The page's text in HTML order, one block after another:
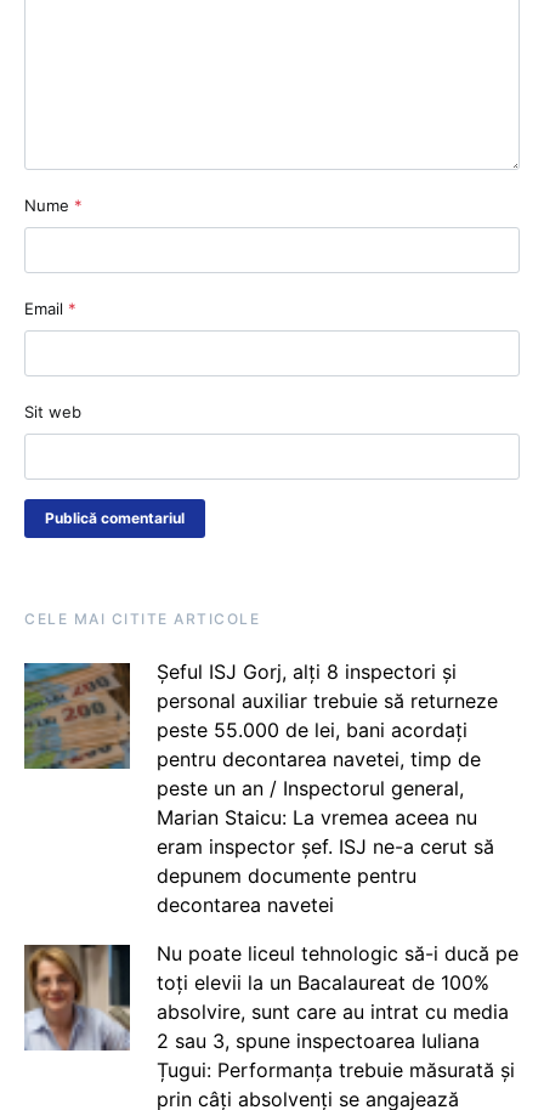
Nume *
Email *
Sit web
CELE MAI CITITE ARTICOLE
Șeful ISJ Gorj, alți 8 inspectori și
personal auxiliar trebuie să returneze
peste 55.000 de lei, bani acordați
pentru decontarea navetei, timp de
peste un an / Inspectorul general,
Marian Staicu: La vremea aceea nu
eram inspector șef. ISJ ne-a cerut să
depunem documente pentru
decontarea navetei
Nu poate liceul tehnologic să-i ducă pe
toți elevii la un Bacalaureat de 100%
absolvire, sunt care au intrat cu media
2 sau 3, spune inspectoarea Iuliana
Țugui: Performanța trebuie măsurată și
prin câți absolvenți se angajează